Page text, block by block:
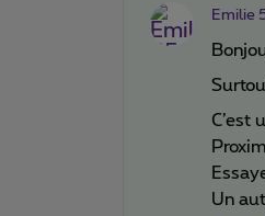
Emilie
C’est
Un